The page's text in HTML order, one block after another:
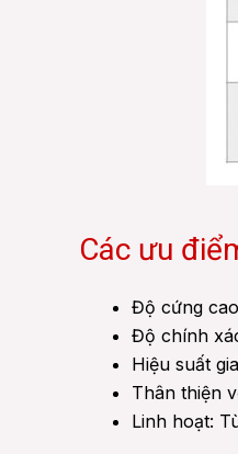
Các ưu
Độ cứng
Độ chính
Hiệu suất
Thân thiện
Linh hoạt: